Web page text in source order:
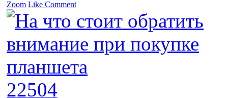
Zoom Like Comment
22504